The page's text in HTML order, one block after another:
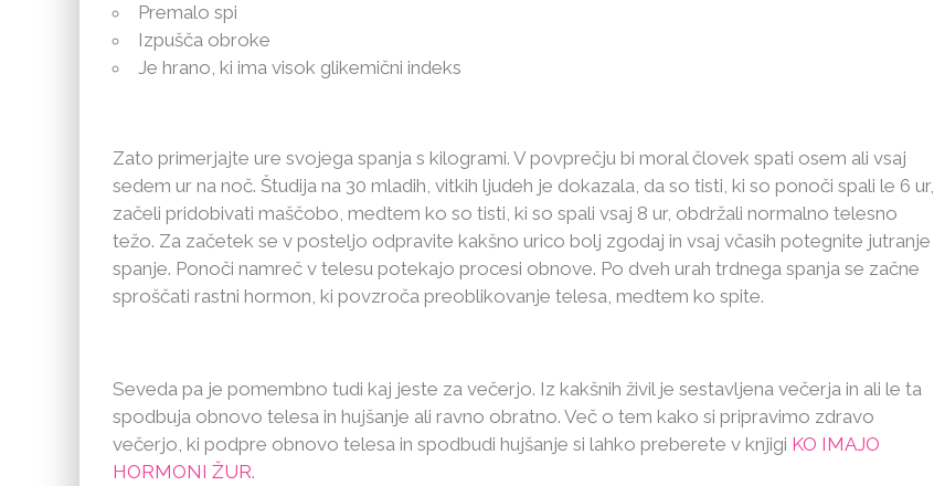
Premalo spi
Izpušča obroke
Je hrano, ki ima visok glikemični indeks
Zato primerjajte ure svojega spanja s kilogrami. V povprečju bi moral človek spati osem ali vsaj
sedem ur na noč. Študija na 30 mladih, vitkih ljudeh je dokazala, da so tisti, ki so ponoči spali le 6 ur,
začeli pridobivati maščobo, medtem ko so tisti, ki so spali vsaj 8 ur, obdržali normalno telesno
težo. Za začetek se v posteljo odpravite kakšno urico bolj zgodaj in vsaj včasih potegnite jutranje
spanje. Ponoči namreč v telesu potekajo procesi obnove. Po dveh urah trdnega spanja se začne
sproščati rastni hormon, ki povzroča preoblikovanje telesa, medtem ko spite.
Seveda pa je pomembno tudi kaj jeste za večerjo. Iz kakšnih živil je sestavljena večerja in ali le ta
spodbuja obnovo telesa in hujšanje ali ravno obratno. Več o tem kako si pripravimo zdravo
večerjo, ki podpre obnovo telesa in spodbudi hujšanje si lahko preberete v knjigi KO IMAJO
HORMONI ŽUR.